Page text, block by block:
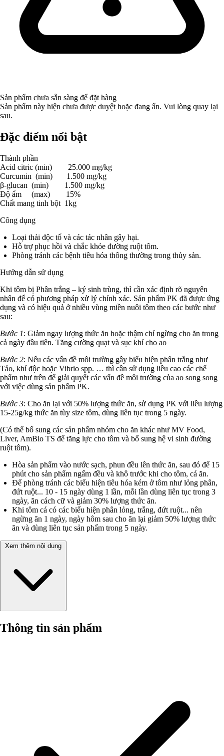
Sản phẩm chưa sẵn sàng để đặt hàng
Sản phẩm này hiện chưa được duyệt hoặc đang ẩn. Vui lòng quay lại
sau.
Đặc điểm nổi bật
Thành phần
Acid citric (min) 25.000 mg/kg
Curcumin (min) 1.500 mg/kg
β-glucan (min) 1.500 mg/kg
Độ ẩm (max) 15%
Chất mang tinh bột 1kg
Công dụng
Loại thải độc tố và các tác nhân gây hại.
Hỗ trợ phục hồi và chắc khỏe đường ruột tôm.
Phòng tránh các bệnh tiêu hóa thông thường trong thủy sản.
Hướng dẫn sử dụng
Khi tôm bị Phân trắng – ký sinh trùng, thì cần xác định rõ nguyên
nhân để có phương pháp xử lý chính xác. Sản phẩm PK đã được ứng
dụng và có hiệu quả ở nhiều vùng miền nuôi tôm theo các bước như
sau:
Bước 1: Giảm ngay lượng thức ăn hoặc thậm chí ngừng cho ăn trong
cả ngày đầu tiên. Tăng cường quạt và sục khí cho ao
Bước 2: Nếu các vấn đề môi trường gây biểu hiện phân trắng như
Tảo, khí độc hoặc Vibrio spp. … thì cần sử dụng liều cao các chế
phẩm như trên để giải quyết các vấn đề môi trường của ao song song
với việc dùng sản phẩm PK.
Bước 3: Cho ăn lại với 50% lượng thức ăn, sử dụng PK với liều lượng
15-25g/kg thức ăn tùy size tôm, dùng liên tục trong 5 ngày.
(Có thể bổ sung các sản phẩm nhóm cho ăn khác như MV Food,
Liver, AmBio TS để tăng lực cho tôm và bổ sung hệ vi sinh đường
ruột tôm).
Hòa sản phẩm vào nước sạch, phun đều lên thức ăn, sau đó để 15
phút cho sản phẩm ngấm đều và khô trước khi cho tôm, cá ăn.
Để phòng tránh các biểu hiện tiêu hóa kém ở tôm như lỏng phân,
đứt ruột... 10 - 15 ngày dùng 1 lần, mỗi lần dùng liên tục trong 3
ngày, ăn cách cữ và giảm 30% lượng thức ăn.
Khi tôm cá có các biểu hiện phân lỏng, trắng, đứt ruột... nên
ngừng ăn 1 ngày, ngày hôm sau cho ăn lại giảm 50% lượng thức
ăn và dùng liên tục sản phẩm trong 5 ngày.
Xem thêm nội dung
Thông tin sản phẩm